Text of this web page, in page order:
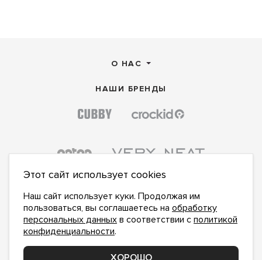
О НАС
НАШИ БРЕНДЫ
ПОДПИСАТЬСЯ НА НОВОСТИ:
Этот сайт использует cookies
Наш сайт использует куки. Продолжая им
пользоваться, вы соглашаетесь на обработку
персональных данных в соответствии с политикой
конфиденциальности.
ХОРОШО